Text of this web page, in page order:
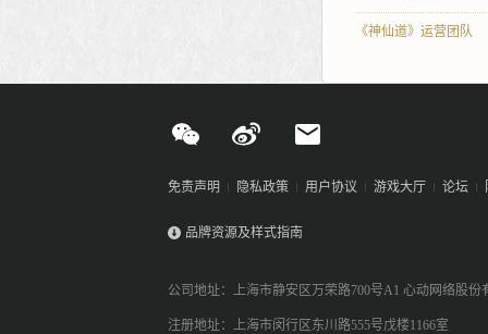
《神仙道》运营团队
免责声明 隐私政策 用户协议 游戏大厅 论坛
品牌资源及样式指南
公司地址：上海市静安区万荣路700号A1 心动网络股份
注册地址：上海市闵行区东川路555号戊楼1166室